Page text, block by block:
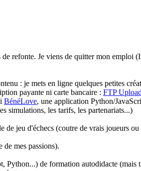
refonte. Je viens de quitter mon
: je mets en ligne quelques petites
payante ni carte bancaire : FTP
BénéLove, une application Python/
simulations, les tarifs, les partenariats...)
jeu d'échecs (coutre de vrais joueurs
mes passions).
Python...) de formation autodidacte